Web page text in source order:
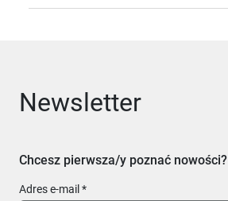
Newsletter
Chcesz pierwsza/y poznać nowości?
Adres e-mail